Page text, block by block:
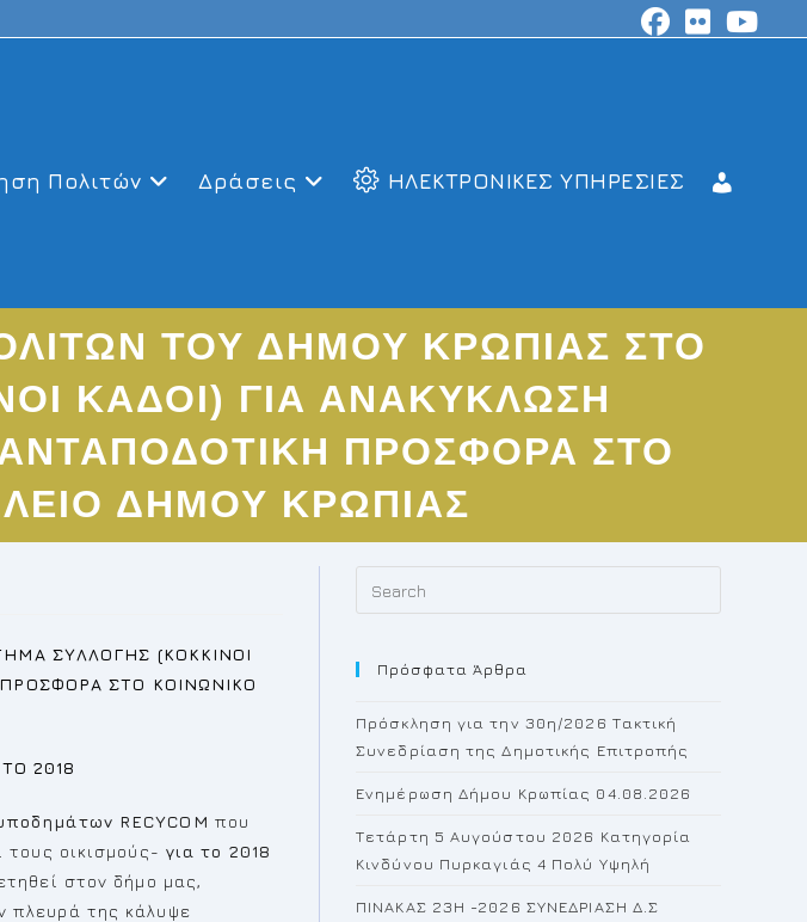
Πολιτών Δράσεις ΗΛΕΚΤΡΟΝΙΚΕΣ ΥΠΗΡΕΣΙΕΣ
ΤΟΥ ΔΗΜΟΥ ΚΡΩΠΙΑΣ ΣΤΟ
ΚΑΔΟΙ) ΓΙΑ ΑΝΑΚΥΚΛΩΣΗ
ΠΡΟΣΦΟΡΑ ΣΤΟ
ΔΗΜΟΥ ΚΡΩΠΙΑΣ
ΣΥΛΛΟΓΗΣ (ΚΟΚΚΙΝΟΙ
ΣΤΟ ΚΟΙΝΩΝΙΚΟ
2018
RECYCOM που
οικισμούς- για το 2018
στον δήμο μας,
πλευρά της κάλυψε
Escape
Πρόσφατα Άρθρα
Πρόσκληση για την 30η/2026 Τακτική
Συνεδρίαση της Δημοτικής Επιτροπής
Ενημέρωση Δήμου Κρωπίας 04.08.2026
Τετάρτη 5 Αυγούστου 2026 Κατηγορία
Κινδύνου Πυρκαγιάς 4 Πολύ Υψηλή
ΠΙΝΑΚΑΣ 23H -2026 ΣΥΝΕΔΡΙΑΣΗ Δ.Σ